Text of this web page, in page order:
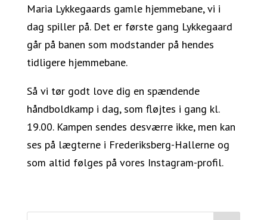
Maria Lykkegaards gamle hjemmebane, vi i
dag spiller på. Det er første gang Lykkegaard
går på banen som modstander på hendes
tidligere hjemmebane.
Så vi tør godt love dig en spændende
håndboldkamp i dag, som fløjtes i gang kl.
19.00. Kampen sendes desværre ikke, men kan
ses på lægterne i Frederiksberg-Hallerne og
som altid følges på vores Instagram-profil.